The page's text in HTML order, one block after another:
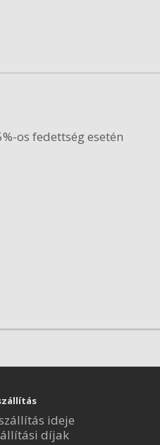
os fedettség esetén
ideje
díjak